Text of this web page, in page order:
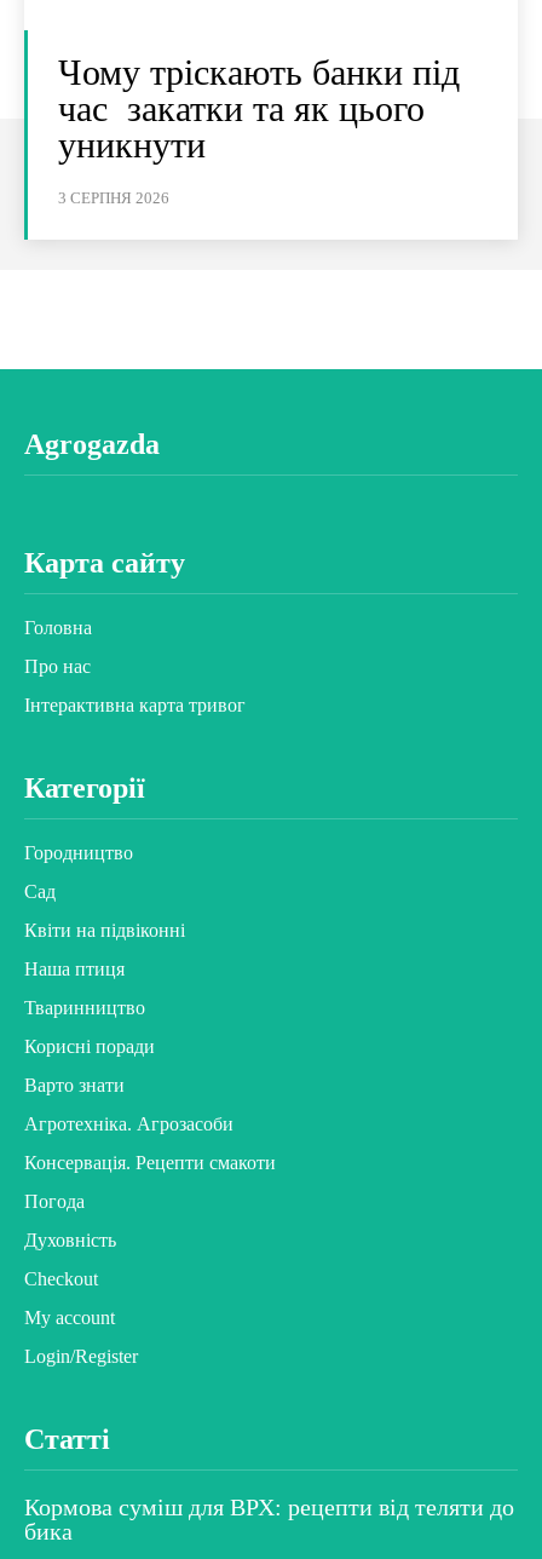
Чому тріскають банки під
час закатки та як цього
уникнути
3 СЕРПНЯ 2026
Agrogazda
Карта сайту
Головна
Про нас
Інтерактивна карта тривог
Категорії
Городництво
Сад
Квіти на підвіконні
Наша птиця
Тваринництво
Корисні поради
Варто знати
Агротехніка. Агрозасоби
Консервація. Рецепти смакоти
Погода
Духовність
Checkout
My account
Login/Register
Статті
Кормова суміш для ВРХ: рецепти від теляти до
бика